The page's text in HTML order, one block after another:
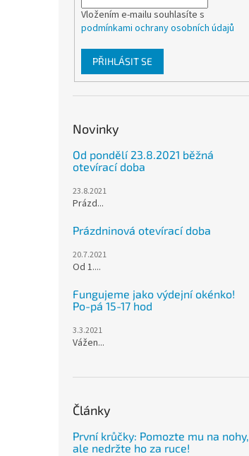
Vložením e-mailu souhlasíte s
podmínkami ochrany osobních údajů
PŘIHLÁSIT SE
Novinky
Od pondělí 23.8.2021 běžná
otevírací doba
23.8.2021
Prázd...
Prázdninová otevírací doba
20.7.2021
Od 1....
Fungujeme jako výdejní okénko!
Po-pá 15-17 hod
3.3.2021
Vážen...
Články
První krůčky: Pomozte mu na nohy,
ale nedržte ho za ruce!